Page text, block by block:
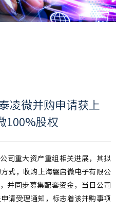
凌微并购申请获上
100%股权
司重大资产重组相关进展，其拟
式，收购上海磐启微电子有限公
同步募集配套资金，当日公司
请受理通知，标志着该并购事项